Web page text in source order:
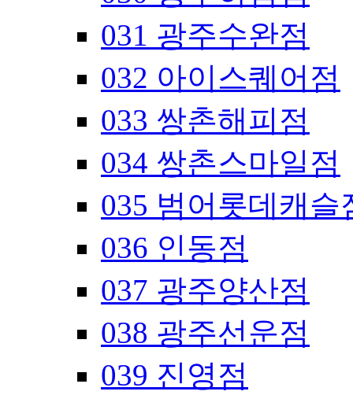
031 광주수완점
032 아이스퀘어점
033 쌍촌해피점
034 쌍촌스마일점
035 범어롯데캐슬
036 인동점
037 광주양산점
038 광주선운점
039 진영점